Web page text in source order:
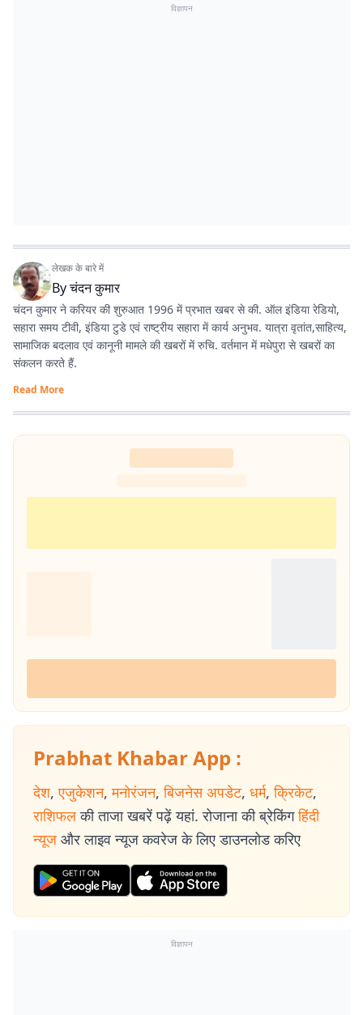
विज्ञापन
लेखक के बारे में
Byचंदन कुमार
चंदन कुमार ने करियर की शुरुआत 1996 में प्रभात खबर से की. ऑल इंडिया रेडियो,
सहारा समय टीवी, इंडिया टुडे एवं राष्ट्रीय सहारा में कार्य अनुभव. यात्रा वृतांत,साहित्य,
सामाजिक बदलाव एवं कानूनी मामले की खबरों में रुचि. वर्तमान में मधेपुरा से खबरों का
संकलन करते हैं.
Read More
Prabhat Khabar App :
देश, एजुकेशन, मनोरंजन, बिजनेस अपडेट, धर्म, क्रिकेट,
राशिफल की ताजा खबरें पढ़ें यहां. रोजाना की ब्रेकिंग हिंदी
न्यूज और लाइव न्यूज कवरेज के लिए डाउनलोड करिए
विज्ञापन